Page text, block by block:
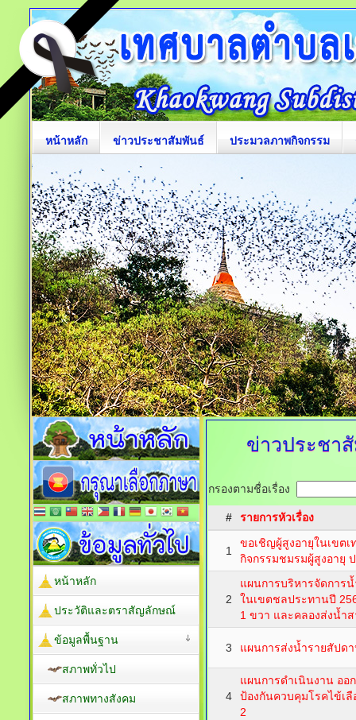
หน้าหลัก ข่าวประชาสัมพันธ์ ประมวลภาพกิจกรรม
ข่าวประชา
กรองตามชื่อเรื่อง
# รายการหัวเรื่อง
1
ขอเชิญผู้สูงอายุในเขต
กิจกรรมชมรมผู้สูงอายุ
2
แผนการบริหารจัดการ
ในเขตชลประทานปี
1 ขวา และคลองส่งน้ำ
3 แผนการส่งน้ำรายสัปด
4
แผนการดำเนินงาน ออ
ป้องกันควบคุมโรคไข้เ
2
หน้าหลัก
ประวัติและตราสัญลักษณ์
ข้อมูลพื้นฐาน
สภาพทั่วไป
สภาพทางสังคม